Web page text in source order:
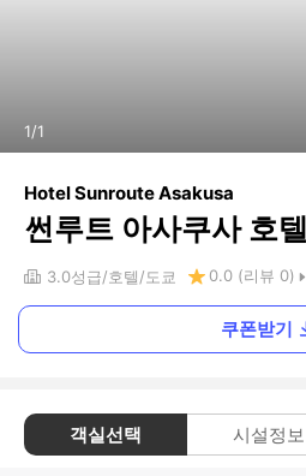
1/1
Hotel Sunroute Asakusa
썬루트 아사쿠사 호텔
3.0성급 호텔 도쿄 0.0 (리뷰 0)
쿠폰받기
객실선택 시설정보